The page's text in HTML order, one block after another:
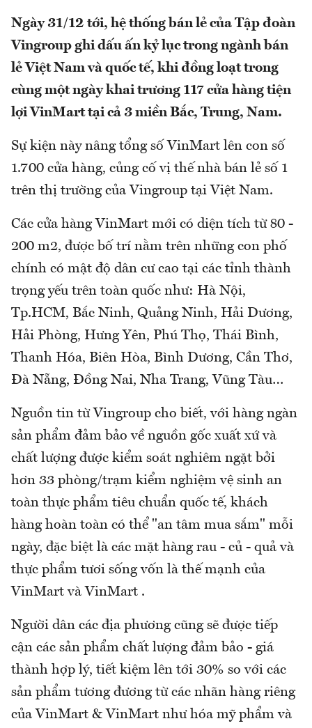
Ngày 31/12 tới, hệ thống bán lẻ của Tập đoàn
Vingroup ghi dấu ấn kỷ lục trong ngành bán
lẻ Việt Nam và quốc tế, khi đồng loạt trong
cùng một ngày khai trương 117 cửa hàng tiện
lợi VinMart tại cả 3 miền Bắc, Trung, Nam.
Sự kiện này nâng tổng số VinMart lên con số
1.700 cửa hàng, củng cố vị thế nhà bán lẻ số 1
trên thị trường của Vingroup tại Việt Nam.
Các cửa hàng VinMart mới có diện tích từ 80 -
200 m2, được bố trí nằm trên những con phố
chính có mật độ dân cư cao tại các tỉnh thành
trọng yếu trên toàn quốc như: Hà Nội,
Tp.HCM, Bắc Ninh, Quảng Ninh, Hải Dương,
Hải Phòng, Hưng Yên, Phú Thọ, Thái Bình,
Thanh Hóa, Biên Hòa, Bình Dương, Cần Thơ,
Đà Nẵng, Đồng Nai, Nha Trang, Vũng Tàu…
Nguồn tin từ Vingroup cho biết, với hàng ngàn
sản phẩm đảm bảo về nguồn gốc xuất xứ và
chất lượng được kiểm soát nghiêm ngặt bởi
hơn 33 phòng/trạm kiểm nghiệm vệ sinh an
toàn thực phẩm tiêu chuẩn quốc tế, khách
hàng hoàn toàn có thể "an tâm mua sắm" mỗi
ngày, đặc biệt là các mặt hàng rau - củ - quả và
thực phẩm tươi sống vốn là thế mạnh của
VinMart và VinMart .
Người dân các địa phương cũng sẽ được tiếp
cận các sản phẩm chất lượng đảm bảo - giá
thành hợp lý, tiết kiệm lên tới 30% so với các
sản phẩm tương đương từ các nhãn hàng riêng
của VinMart & VinMart như hóa mỹ phẩm và